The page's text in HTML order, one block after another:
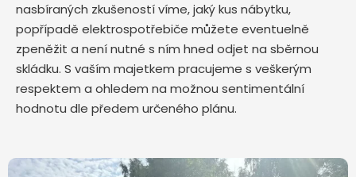
nasbíraných zkušeností víme, jaký kus nábytku,
popřípadě elektrospotřebiče můžete eventuelně
zpeněžit a není nutné s ním hned odjet na sběrnou
skládku. S vaším majetkem pracujeme s veškerým
respektem a ohledem na možnou sentimentální
hodnotu dle předem určeného plánu.